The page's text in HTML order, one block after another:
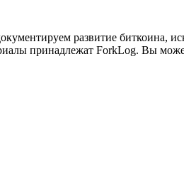
развитие биткоина,
принадлежат ForkLog. Вы